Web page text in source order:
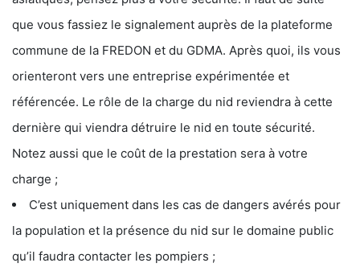
que vous fassiez le signalement auprès de la plateforme
commune de la FREDON et du GDMA. Après quoi, ils vous
orienteront vers une entreprise expérimentée et
référencée. Le rôle de la charge du nid reviendra à cette
dernière qui viendra détruire le nid en toute sécurité.
Notez aussi que le coût de la prestation sera à votre
charge ;
C’est uniquement dans les cas de dangers avérés pour
la population et la présence du nid sur le domaine public
qu’il faudra contacter les pompiers ;